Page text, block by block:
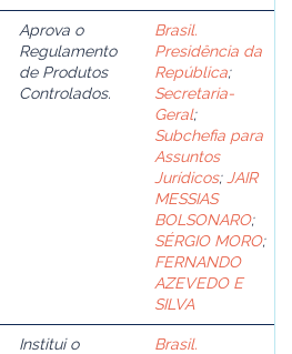
Aprova o
Regulamento
de Produtos
Controlados.
Brasil.
Presidência da
República;
Secretaria-
Geral;
Subchefia para
Assuntos
Jurídicos; JAIR
MESSIAS
BOLSONARO;
SÉRGIO MORO;
FERNANDO
AZEVEDO E
SILVA
Institui o
Brasil.